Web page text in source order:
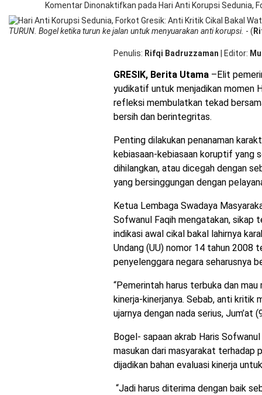
Komentar Dinonaktifkan pada Hari Anti Korupsi Sedunia,
TURUN. Bogel ketika turun ke jalan untuk menyuarakan anti korupsi. - (
Penulis Rifqi Badruzzaman Editor
GRESIK, Berita Utama –Elit
yudikatif untuk menjadikan momen
refleksi membulatkan tekad
bersih dan berintegritas.
Penting dilakukan penanaman
kebiasaan-kebiasaan koruptif yang
dihilangkan, atau dicegah dengan
yang bersinggungan dengan
Ketua Lembaga Swadaya
Sofwanul Faqih mengatakan, sikap
indikasi awal cikal bakal lahirnya
Undang (UU) nomor 14 tahun 2008
penyelenggara negara seharusnya
“Pemerintah harus terbuka dan
kinerja-kinerjanya. Sebab, anti kritik
ujarnya dengan nada serius, Jum’at
Bogel- sapaan akrab Haris
masukan dari masyarakat terhadap
dijadikan bahan evaluasi kinerja
“Jadi harus diterima dengan baik